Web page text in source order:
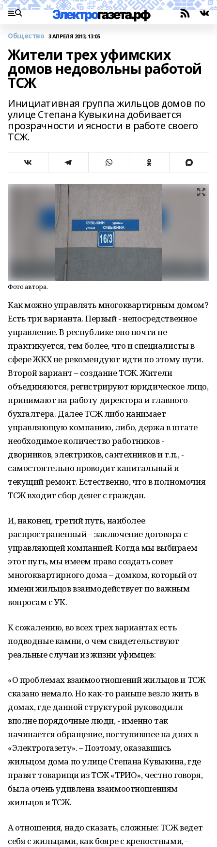
Общество 3 АПРЕЛЯ 2013, 13:05
Жители трех уфимских
домов недовольны работой
ТСЖ
Инициативная группа жильцов домов по
улице Степана Кувыкина добивается
прозрачности и ясности в работе своего
ТСЖ.
Фото автора.
Как можно управлять многоквартирным домом?
Есть три варианта. Первый - непосредственное
управление. В республике оно почти не
практикуется, тем более, что и специалисты в
сфере ЖКХ не рекомендуют идти по этому пути.
Второй вариант – создание ТСЖ. Жители
объединяются, регистрируют юридическое лицо,
принимают на работу директора и главного
бухгалтера. Далее ТСЖ либо нанимает
управляющую компанию, либо, держа в штате
необходимое количество работников -
дворников, электриков, сантехников и т.п., -
самостоятельно проводит капитальный и
текущий ремонт. Естественно, что в полномочия
ТСЖ входит сбор денег с граждан.
И, наконец, третий путь, наиболее
распространенный – заключение договора с
управляющей компанией. Когда мы выбираем
этот путь, мы имеем право создать совет
многоквартирного дома – домком, который от
имени жильцов взаимодействует по важным
вопросам с УК.
К сожалению, во всех трех вариантах есть
подводные камни, о чем свидетельствуют
реальные случаи из жизни уфимцев:
«О проблемах взаимоотношений жильцов и ТСЖ
сказано немало. Но как-то раньше везло жить в
домах, где данной структурой руководили
вполне порядочные люди, - именно так
начинается обращение, поступившее на днях в
«Электрогазету». – Поэтому, оказавшись
жильцом дома по улице Степана Кувыкина, где
правят товарищи из ТСЖ «ТРИО», честно говоря,
была очень удивлена взаимоотношениям
жильцов и ТСЖ.
А отношения, надо сказать, сложные: ТСЖ ведет
себя с жильцами, как бояре с крепостными, -